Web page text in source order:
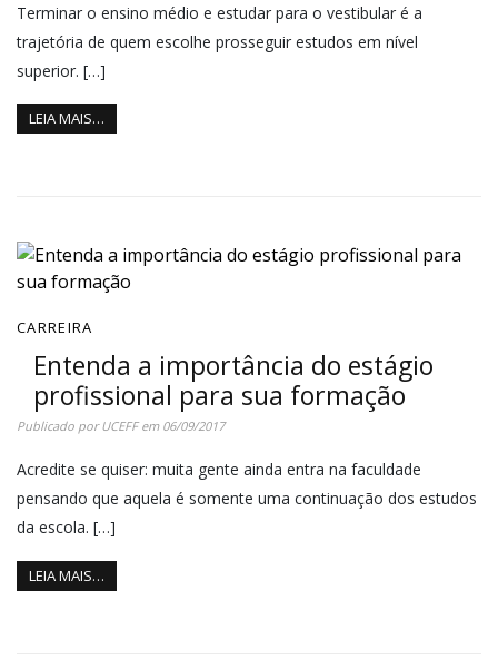
Terminar o ensino médio e estudar para o vestibular é a
trajetória de quem escolhe prosseguir estudos em nível
superior. […]
LEIA MAIS…
CARREIRA
Entenda a importância do estágio
profissional para sua formação
Publicado porUCEFFem 06/09/2017
Acredite se quiser: muita gente ainda entra na faculdade
pensando que aquela é somente uma continuação dos estudos
da escola. […]
LEIA MAIS…